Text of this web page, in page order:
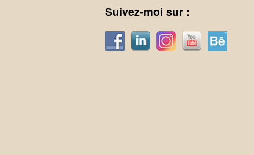
Suivez-moi sur :